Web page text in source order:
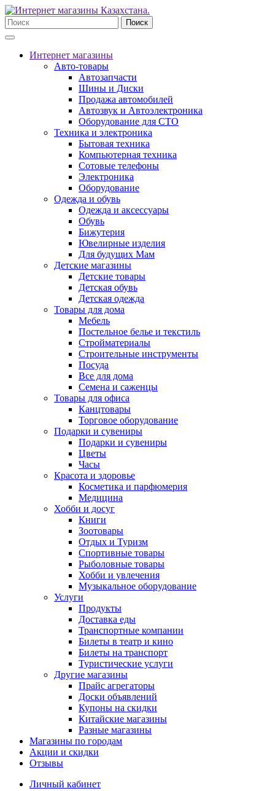
Поиск
Интернет магазины
Авто-товары
Автозапчасти
Шины и Диски
Продажа автомобилей
Автозвук и Автоэлектроника
Оборудование для СТО
Техника и электроника
Бытовая техника
Компьютерная техника
Сотовые телефоны
Электроника
Оборудование
Одежда и обувь
Одежда и аксессуары
Обувь
Бижутерия
Ювелирные изделия
Для будущих Мам
Детские магазины
Детские товары
Детская обувь
Детская одежда
Товары для дома
Мебель
Постельное белье и текстиль
Стройматериалы
Строительные инструменты
Посуда
Все для дома
Семена и саженцы
Товары для офиса
Канцтовары
Торговое оборудование
Подарки и сувениры
Подарки и сувениры
Цветы
Часы
Красота и здоровье
Косметика и парфюмерия
Медицина
Хобби и досуг
Книги
Зоотовары
Отдых и Туризм
Спортивные товары
Рыболовные товары
Хобби и увлечения
Музыкальное оборудование
Услуги
Продукты
Доставка еды
Транспортные компании
Билеты в театр и кино
Билеты на транспорт
Туристические услуги
Другие магазины
Прайс агрегаторы
Доски объявлений
Купоны на скидки
Китайские магазины
Разные магазины
Магазины по городам
Акции и скидки
Отзывы
Личный кабинет